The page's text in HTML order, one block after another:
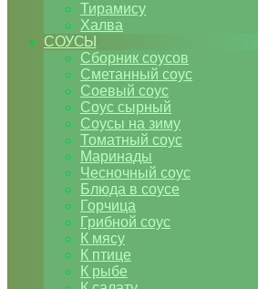
Тирамису
Халва
СОУСЫ
Сборник соусов
Сметанный соус
Соевый соус
Соус сырный
Соусы на зиму
Томатный соус
Маринады
Чесночный соус
Блюда в соусе
Горчица
Грибной соус
К мясу
К птице
К рыбе